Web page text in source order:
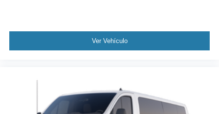
Ver Vehículo